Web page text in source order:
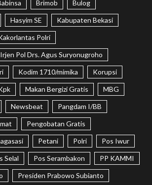
Brimob Bulog
Hasyim SE Kabupaten Bekasi
Polri
Pol Drs. Agus Suryonugroho
Kodim 1710/mimika Korupsi
Makan Bergizi Gratis MBG
Newsbeat Pangdam I/BB
Pengobatan Gratis
Petani Polri Pos Iwur
Selal Pos Serambakon PP KAMMI
Presiden Prabowo Subianto